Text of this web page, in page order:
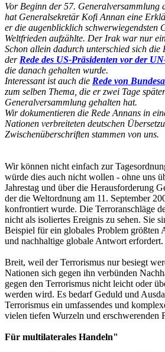
Vor Beginn der 57. Generalversammlung
hat Generalsekretär Kofi Annan eine
er die augenblicklich schwerwiegendsten
Weltfrieden aufzählte. Der Irak war nur
Schon allein dadurch unterschied sich die
der Rede des US-Präsidenten vor der
die danach gehalten wurde.
Interessant ist auch die Rede von
zum selben Thema, die er zwei Tage
Generalversammlung gehalten hat.
Wir dokumentieren die Rede Annans in
Nationen verbreiteten deutschen
Zwischenüberschriften stammen von uns.
Wir können nicht einfach zur
würde dies auch nicht wollen - ohne uns
Jahrestag und über die Herausforderung
der die Weltordnung am 11. September
konfrontiert wurde. Die Terroranschläge
nicht als isoliertes Ereignis zu sehen. Sie
Beispiel für ein globales Problem größten
und nachhaltige globale Antwort erfordert.
Breit, weil der Terrorismus nur besiegt
Nationen sich gegen ihn verbünden
gegen den Terrorismus nicht leicht oder
werden wird. Es bedarf Geduld und
Terrorismus ein umfassendes und
vielen tiefen Wurzeln und erschwerenden
Für multilaterales Handeln"